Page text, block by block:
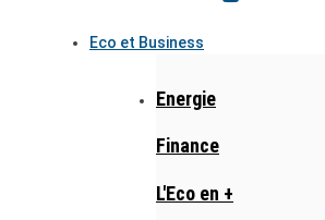
Eco et Business
Energie
Finance
L'Eco en +